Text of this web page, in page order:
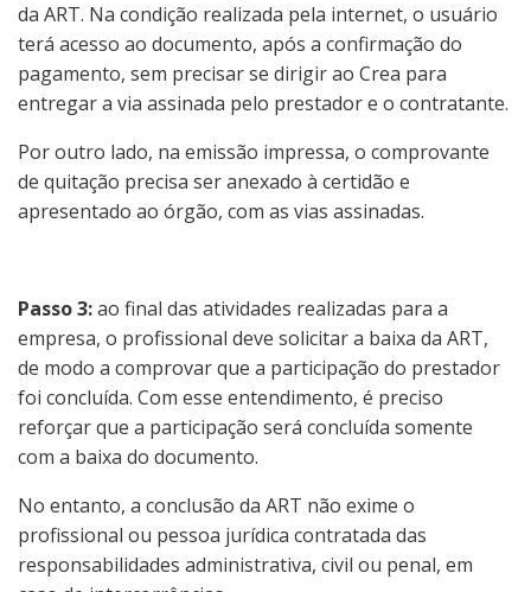
da ART. Na condição realizada pela internet, o usuário
terá acesso ao documento, após a confirmação do
pagamento, sem precisar se dirigir ao Crea para
entregar a via assinada pelo prestador e o contratante.
Por outro lado, na emissão impressa, o comprovante
de quitação precisa ser anexado à certidão e
apresentado ao órgão, com as vias assinadas.
Passo 3:ao final das atividades realizadas para a
empresa, o profissional deve solicitar a baixa da ART,
de modo a comprovar que a participação do prestador
foi concluída. Com esse entendimento, é preciso
reforçar que a participação será concluída somente
com a baixa do documento.
No entanto, a conclusão da ART não exime o
profissional ou pessoa jurídica contratada das
responsabilidades administrativa, civil ou penal, em